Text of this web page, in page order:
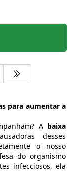
para aumentar a
A baixa
desses
o nosso
do organismo
infecciosos, ela